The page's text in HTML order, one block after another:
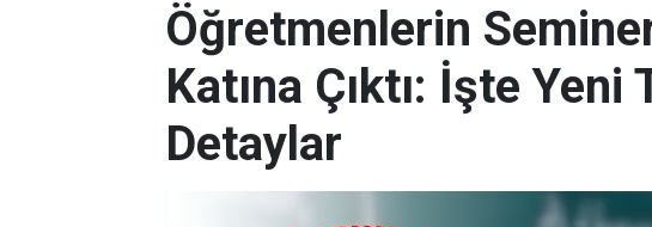
Öğretmenlerin
Katına Çıktı: İşte Yeni
Detaylar